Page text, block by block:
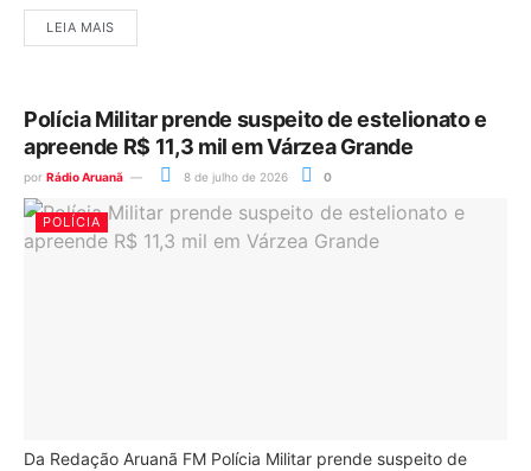
LEIA MAIS
Polícia Militar prende suspeito de estelionato e
apreende R$ 11,3 mil em Várzea Grande
por Rádio Aruanã 8 de julho de 2026 0
POLÍCIA
Da Redação Aruanã FM Polícia Militar prende suspeito de